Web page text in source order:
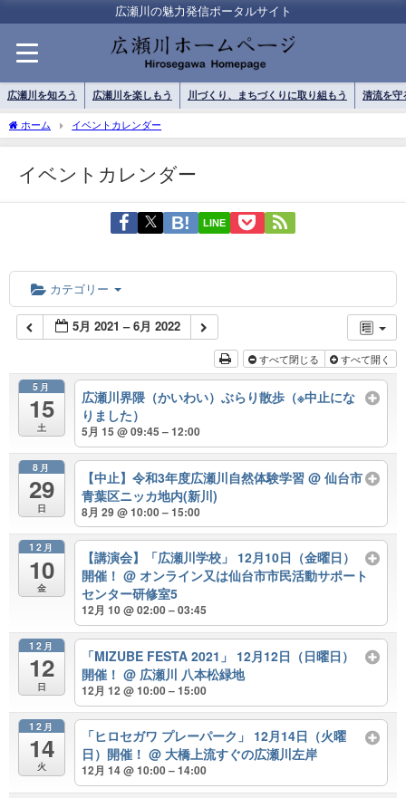
広瀬川の魅力発信ポータルサイト
広瀬川を知ろう 広瀬川を楽しもう 川づくり、まちづくりに取り組もう 清流を守
ホーム イベントカレンダー
イベントカレンダー
LINE
カテゴリー
5月 2021 – 6月 2022
すべて閉じる すべて開く
5月
15
土
広瀬川界隈（かいわい）ぶらり散歩（※中止にな
りました）
5月 15 @ 09:45 – 12:00
8月
29
日
【中止】令和3年度広瀬川自然体験学習@ 仙台市
青葉区ニッカ地内(新川)
8月 29 @ 10:00 – 15:00
12月
10
金
【講演会】「広瀬川学校」 12月10日（金曜日）
開催！@ オンライン又は仙台市市民活動サポート
センター研修室5
12月 10 @ 02:00 – 03:45
12月
12
日
「MIZUBE FESTA 2021」 12月12日（日曜日）
開催！@ 広瀬川 八本松緑地
12月 12 @ 10:00 – 15:00
12月
14
火
「ヒロセガワ プレーパーク」 12月14日（火曜
日）開催！@ 大橋上流すぐの広瀬川左岸
12月 14 @ 10:00 – 14:00